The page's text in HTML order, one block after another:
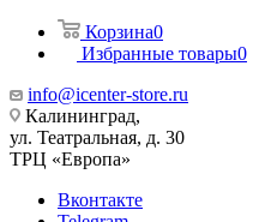
Корзина0
Избранные товары0
info@icenter-store.ru
Калининград,
ул. Театральная, д. 30
ТРЦ «Европа»
Вконтакте